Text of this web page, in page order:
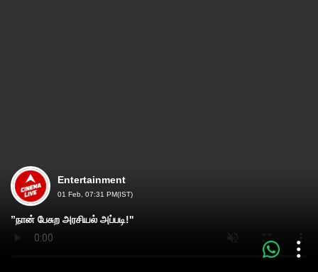
Entertainment
01 Feb, 07:31 PM(IST)
”நான் பேசுற அரசியல் அப்படி!"